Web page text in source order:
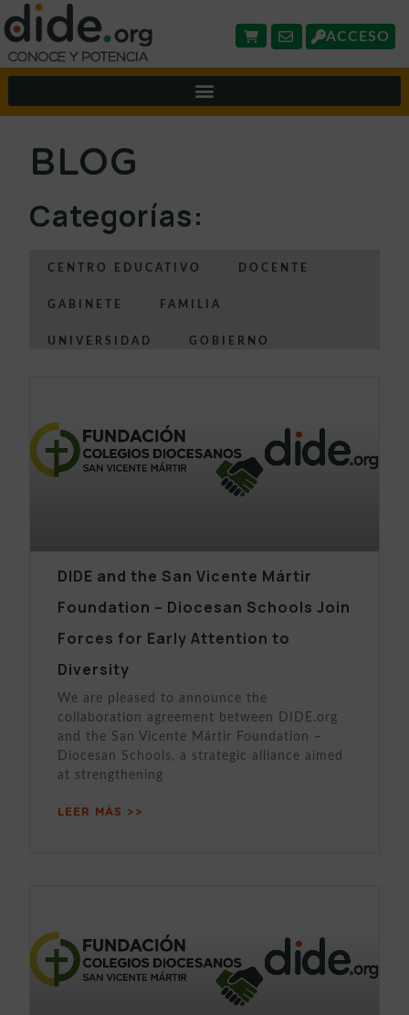
ACCESO
BLOG
Categorías:
CENTRO EDUCATIVO DOCENTE
GABINETE FAMILIA
UNIVERSIDAD GOBIERNO
DIDE and the San Vicente Mártir
Foundation – Diocesan Schools Join
Forces for Early Attention to
Diversity
We are pleased to announce the
collaboration agreement between DIDE.org
and the San Vicente Mártir Foundation –
Diocesan Schools, a strategic alliance aimed
at strengthening
LEER MÁS >>